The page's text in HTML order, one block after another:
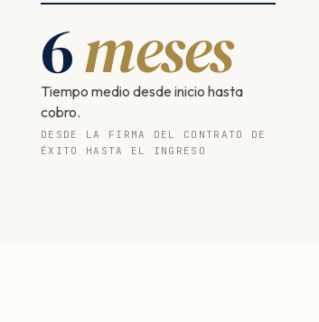
6meses
Tiempo medio desde inicio hasta
cobro.
DESDE LA FIRMA DEL CONTRATO DE
ÉXITO HASTA EL INGRESO